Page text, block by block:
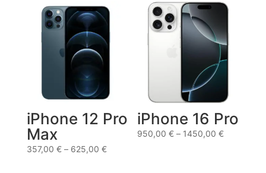
iPhone 12 Pro
Max
357,00 €– 625,00 €
iPhone 16 Pro
950,00€ – 1450,00€